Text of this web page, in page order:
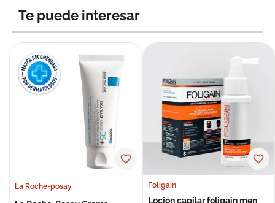
Te puede interesar
La Roche-posay Foligain
Loción capilar foligain men
10.pañales